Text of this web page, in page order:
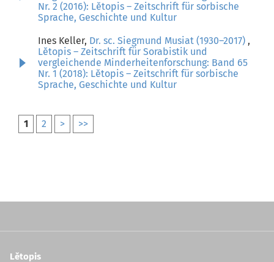
Nr. 2 (2016): Lětopis – Zeitschrift für sorbische
Sprache, Geschichte und Kultur
Ines Keller, Dr. sc. Siegmund Musiat (1930–2017) ,
Lětopis – Zeitschrift für Sorabistik und
vergleichende Minderheitenforschung: Band 65
Nr. 1 (2018): Lětopis – Zeitschrift für sorbische
Sprache, Geschichte und Kultur
1 2 > >>
Lětopis